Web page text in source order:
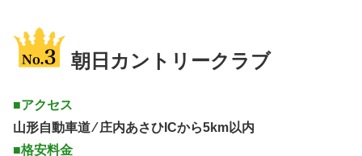
朝日カントリークラブ
■アクセス
山形自動車道 ⁄ 庄内あさひICから5km以内
■格安料金